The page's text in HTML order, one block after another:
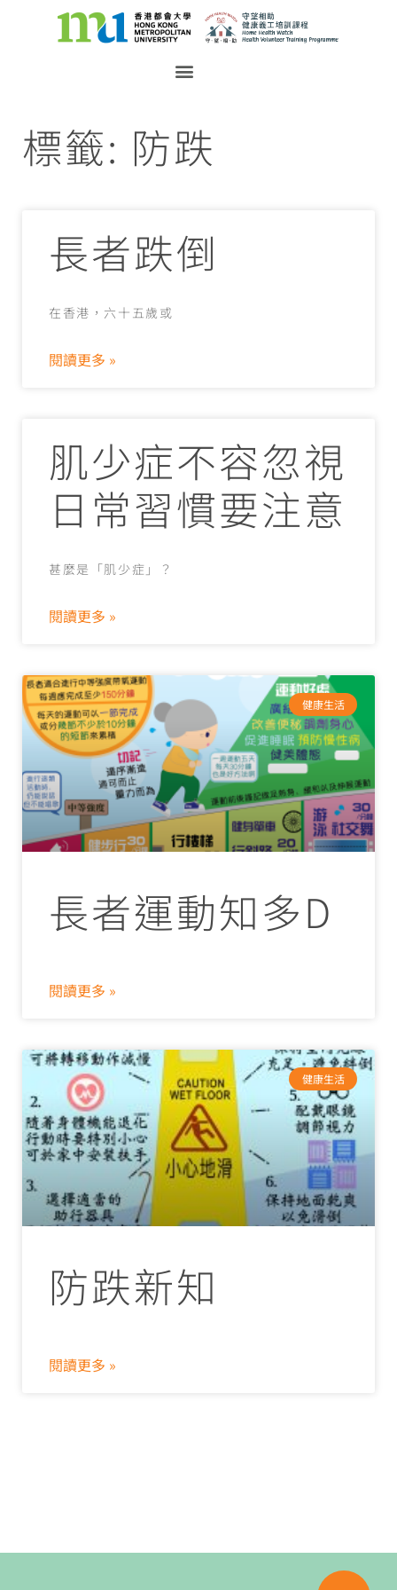
標籤: 防跌
長者跌倒
在香港，六十五歲或
閱讀更多 »
肌少症不容忽視
日常習慣要注意
甚麼是「肌少症」？
閱讀更多 »
健康生活
長者運動知多D
閱讀更多 »
健康生活
防跌新知
閱讀更多 »